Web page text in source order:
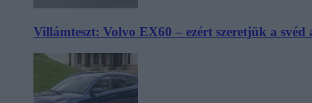
Villámteszt: Volvo EX60 – ezért szeretjük a svéd